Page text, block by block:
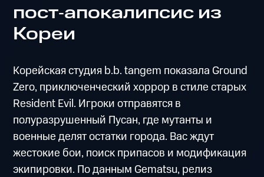
пост‑апокалипсис из
Кореи
Корейская студия b.b. tangem показала Ground
Zero, приключенческий хоррор в стиле старых
Resident Evil. Игроки отправятся в
полуразрушенный Пусан, где мутанты и
военные делят остатки города. Вас ждут
жестокие бои, поиск припасов и модификация
экипировки. По данным Gematsu, релиз